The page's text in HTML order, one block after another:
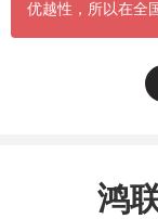
优越性，所以在全
鸿